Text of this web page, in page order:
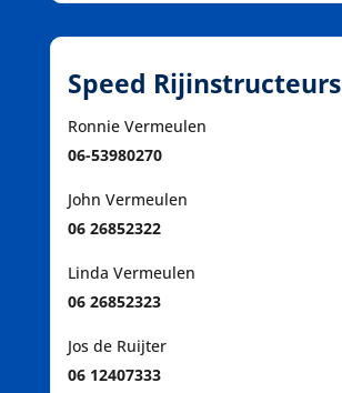
Speed Rijinstructeurs
Ronnie Vermeulen
06-53980270
John Vermeulen
06 26852322
Linda Vermeulen
06 26852323
Jos de Ruijter
06 12407333